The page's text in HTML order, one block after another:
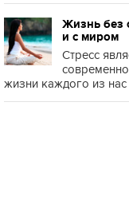
Жизнь без
и с миром
Стресс
жизни каждого из